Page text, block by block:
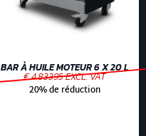
BAR À HUILE MOTEUR 6 X 20 L
€ 4.83395 EXCL. VAT
20% de réduction